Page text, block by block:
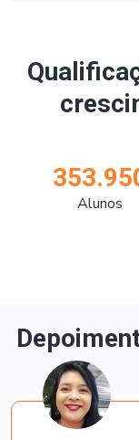
Alunos